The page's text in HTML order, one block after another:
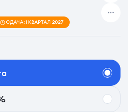
СДАЧА: I КВАРТАЛ 2027